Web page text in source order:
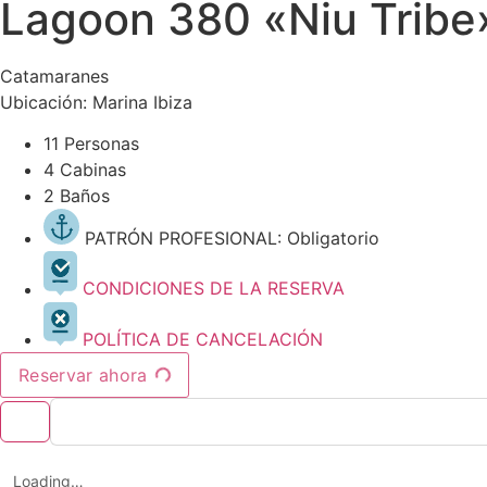
Lagoon 380 «Niu
Catamaranes
Ubicación: Marina Ibiza
11 Personas
4 Cabinas
2 Baños
PATRÓN PROFESIONAL: Obligatorio
CONDICIONES DE LA RESERVA
POLÍTICA DE CANCELACIÓN
Reservar ahora
Loading…